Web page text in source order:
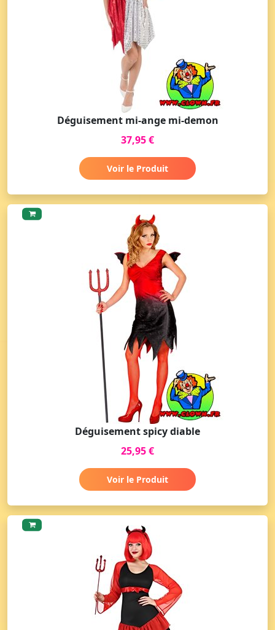
Déguisement mi-ange mi-demon
37,95 €
Voir le Produit
Déguisement spicy diable
25,95 €
Voir le Produit